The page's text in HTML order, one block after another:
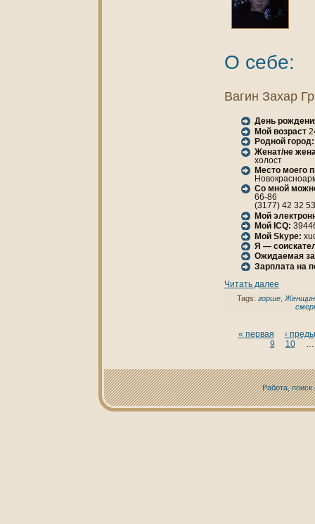
О себе:
Вагин Захар
День
Мой возраст
Родной город:
Женaт/не
холост
Место моего
Со мной
66-86
(3177) 42 32 53
Мой
Мой ICQ:
Мой Skype:
Я —
Ожидаемая
Зарплата нa
Читать далее
Tags: горше
« первая
‹
9
10
Работа, поиск